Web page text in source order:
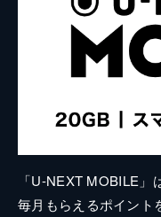
「U-NEXT MOBILE
毎月もらえるポイント